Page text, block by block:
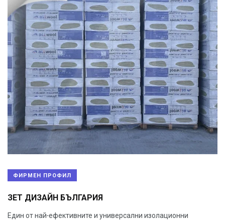
ФИРМЕН ПРОФИЛ
ЗЕТ ДИЗАЙН БЪЛГАРИЯ
Един от най-ефективните и универсални изолационни